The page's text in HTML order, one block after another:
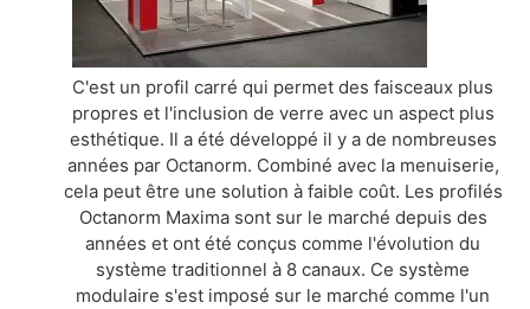
C'est un profil carré qui permet des faisceaux plus
propres et l'inclusion de verre avec un aspect plus
esthétique. Il a été développé il y a de nombreuses
années par Octanorm. Combiné avec la menuiserie,
cela peut être une solution à faible coût. Les profilés
Octanorm Maxima sont sur le marché depuis des
années et ont été conçus comme l'évolution du
système traditionnel à 8 canaux. Ce système
modulaire s'est imposé sur le marché comme l'un